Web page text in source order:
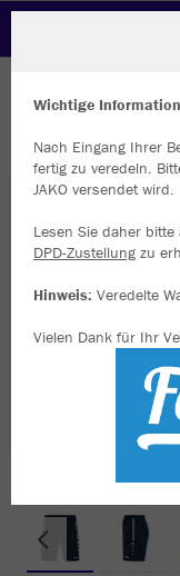
Wichtige
Nach Eingang Ihrer
fertig zu veredeln.
JAKO versendet wird.
Lesen Sie daher
DPD-Zustellung zu
Hinweis: Veredelte
Vielen Dank für Ihr
Wir verwenden
Inhalte anzeigen
zu den Cookies